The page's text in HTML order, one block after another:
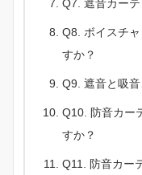
Q7. 遮音カー
Q8. ボイスチ
すか？
Q9. 遮音と吸
Q10. 防音カー
すか？
Q11. 防音カー